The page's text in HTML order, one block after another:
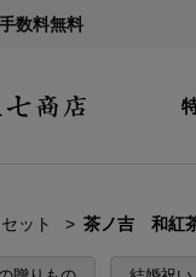
数料無料
ット 茶ノ吉 和紅